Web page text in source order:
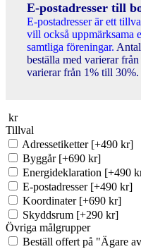
E-postadresser till
E-postadresser är ett
vill också uppmärksama
samtliga föreningar.
beställa med varierar
varierar från 1% till 30%.
kr
Tillval
Adressetiketter [+490 kr]
Byggår [+690 kr]
Energideklaration [+490
E-postadresser [+490 kr]
Koordinater [+690 kr]
Skyddsrum [+290 kr]
Övriga målgrupper
Beställ offert på "Ägare